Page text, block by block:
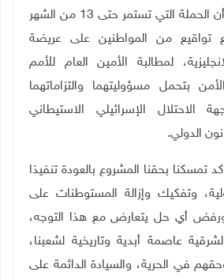
المدني قاسم عواد، أن الحملة التي تستمر حتى 13 من الشهر
تواقيع من المواطنين على عريضة
لمطالبة الأمين العام للأمم
بتحمل مسؤوليتهما والتزاماتهما
الاحتلال الإسرائيلي الاستيطاني
الدولي.
تمسكنا بحقنا المشروع بالعودة تنفيذا
وتفكيك وإزالة المستوطنات على
ورفض أي حل يتعارض مع هذا التوجه،
عاصمة أبدية وتاريخية لشعبنا،
في الحرية، والسيادة الدائمة على